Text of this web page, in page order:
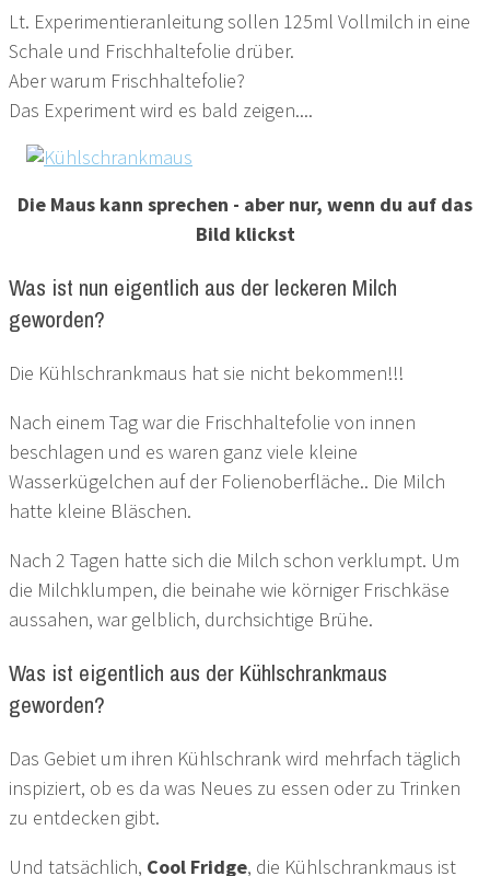
Lt. Experimentieranleitung sollen 125ml Vollmilch in eine
Schale und Frischhaltefolie drüber.
Aber warum Frischhaltefolie?
Das Experiment wird es bald zeigen....
Die Maus kann sprechen - aber nur, wenn du auf das
Bild klickst​​​​​
Was ist nun eigentlich aus der leckeren Milch
geworden?
Die Kühlschrankmaus hat sie nicht bekommen!!!
Nach einem Tag war die Frischhaltefolie von innen
beschlagen und es waren ganz viele kleine
Wasserkügelchen auf der Folienoberfläche.. Die Milch
hatte kleine Bläschen.
Nach 2 Tagen hatte sich die Milch schon verklumpt. Um
die Milchklumpen, die beinahe wie körniger Frischkäse
aussahen, war gelblich, durchsichtige Brühe.
Was ist eigentlich aus der Kühlschrankmaus
geworden?
Das Gebiet um ihren Kühlschrank wird mehrfach täglich
inspiziert, ob es da was Neues zu essen oder zu Trinken
zu entdecken gibt.
Und tatsächlich, Cool Fridge, die Kühlschrankmaus ist